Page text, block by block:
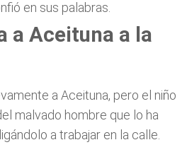
en sus palabras.
a Aceituna a la
a Aceituna, pero el niño
malvado hombre que lo ha
a trabajar en la calle.